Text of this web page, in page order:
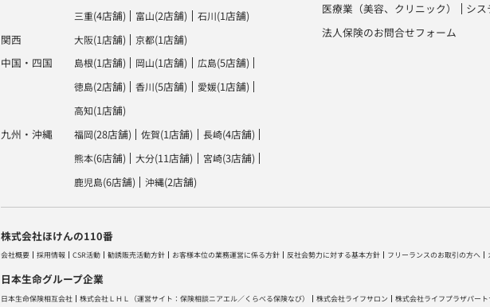
三重(4店舗) 富山(2店舗) 石川(1店舗)
関西
大阪(1店舗) 京都(1店舗)
中国・四国
島根(1店舗) 岡山(1店舗) 広島(5店舗)
徳島(2店舗) 香川(5店舗) 愛媛(1店舗)
高知(1店舗)
九州・沖縄
福岡(28店舗) 佐賀(1店舗) 長崎(4店舗)
熊本(6店舗) 大分(11店舗) 宮崎(3店舗)
鹿児島(6店舗) 沖縄(2店舗)
医療業（美容、クリニック）
シ
法人保険のお問合せフォーム
株式会社ほけんの110番
会社概要 採用情報 CSR活動 勧誘販売活動方針 お客様本位の業務運営に係る方針 反社会勢力に対する基本方針 フリーランスのお取引の方へ
日本生命グループ企業
日本生命保険相互会社 株式会社ＬＨＬ （運営サイト： 保険相談ニアエル／くらべる保険なび） 株式会社ライフサロン 株式会社ライフプラザパー